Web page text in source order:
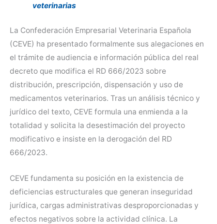
veterinarias
La Confederación Empresarial Veterinaria Española
(CEVE) ha presentado formalmente sus alegaciones en
el trámite de audiencia e información pública del real
decreto que modifica el RD 666/2023 sobre
distribución, prescripción, dispensación y uso de
medicamentos veterinarios. Tras un análisis técnico y
jurídico del texto, CEVE formula una enmienda a la
totalidad y solicita la desestimación del proyecto
modificativo e insiste en la derogación del RD
666/2023.
CEVE fundamenta su posición en la existencia de
deficiencias estructurales que generan inseguridad
jurídica, cargas administrativas desproporcionadas y
efectos negativos sobre la actividad clínica. La